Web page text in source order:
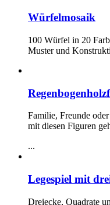
Würfelmosaik
100 Würfel in 20
Muster und
Familie, Freunde
mit diesen Figuren
...
Legespiel mit
Dreiecke, Quadrate